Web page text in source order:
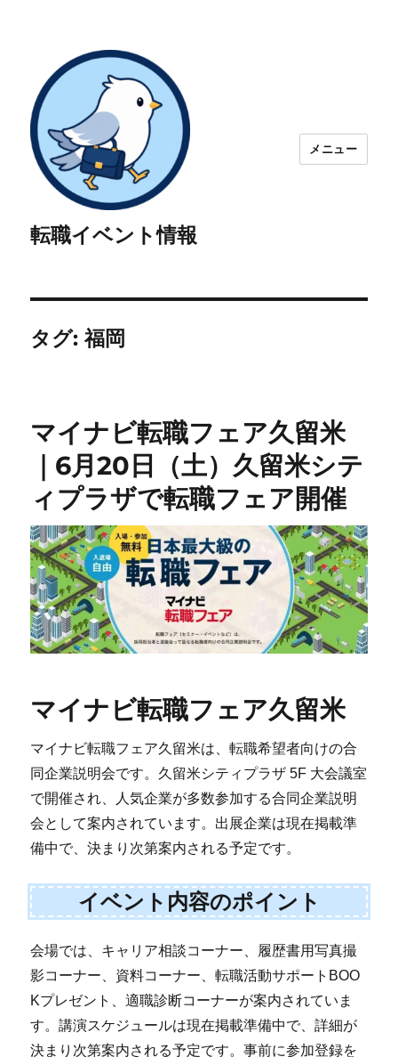
転職イベント情報
メニュー
タグ:福岡
マイナビ転職フェア久留米
｜6月20日（土）久留米シテ
ィプラザで転職フェア開催
マイナビ転職フェア久留米
マイナビ転職フェア久留米は、転職希望者向けの合
同企業説明会です。久留米シティプラザ 5F 大会議室
で開催され、人気企業が多数参加する合同企業説明
会として案内されています。出展企業は現在掲載準
備中で、決まり次第案内される予定です。
イベント内容のポイント
会場では、キャリア相談コーナー、履歴書用写真撮
影コーナー、資料コーナー、転職活動サポートBOO
Kプレゼント、適職診断コーナーが案内されていま
す。講演スケジュールは現在掲載準備中で、詳細が
決まり次第案内される予定です。事前に参加登録を